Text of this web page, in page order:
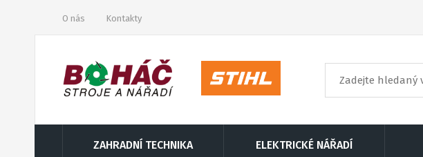
O nás Kontakty
ZAHRADNÍ TECHNIKA ELEKTRICKÉ NÁŘADÍ